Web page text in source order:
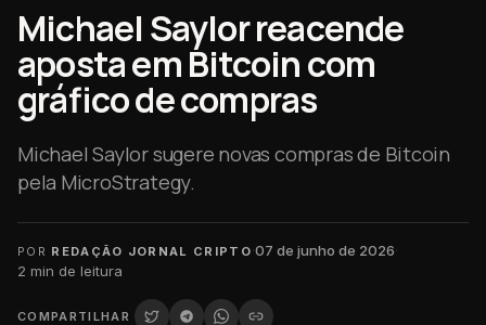
Michael Saylor reacende
aposta em Bitcoin com
gráfico de compras
Michael Saylor sugere novas compras de Bitcoin
pela MicroStrategy.
POR REDAÇÃO JORNAL CRIPTO·07 de junho de 2026·
2 min de leitura
COMPARTILHAR